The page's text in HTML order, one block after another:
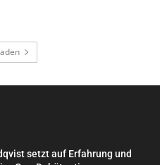
setzt auf Erfahrung und